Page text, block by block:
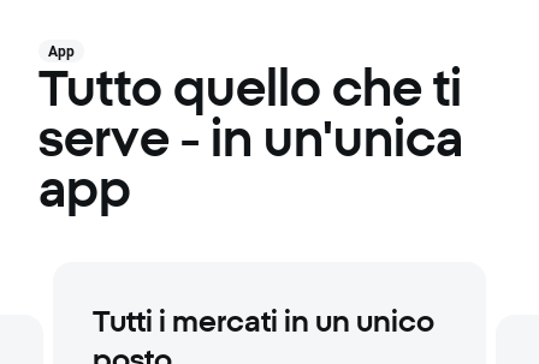
App
Tutto quello che ti
serve - in un'unica
app
Tutti i mercati in un unico